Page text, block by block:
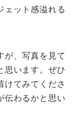
ェット感溢れる
が、写真を見て
思います。ぜひ
けてみてくださ
伝わるかと思い